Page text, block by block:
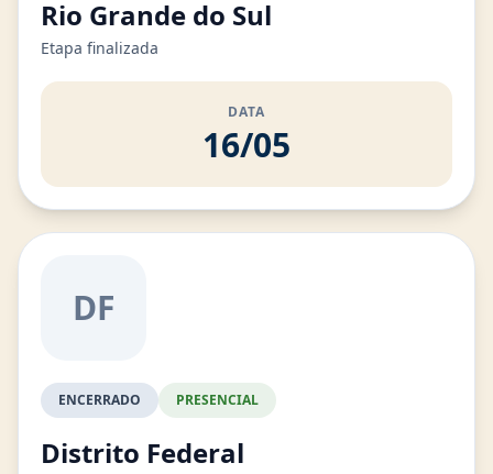
Rio Grande do Sul
Etapa finalizada
DATA
16/05
DF
ENCERRADO PRESENCIAL
Distrito Federal